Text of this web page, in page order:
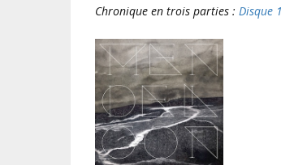
Chronique en trois parties : Disque 1